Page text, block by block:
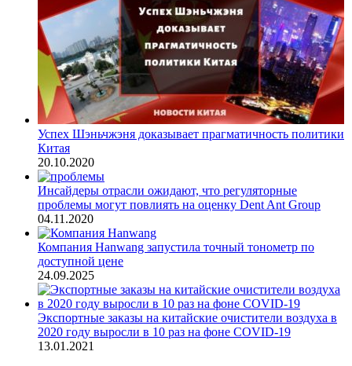
Успех Шэньчжэня доказывает прагматичность политики
Китая
20.10.2020
Инсайдеры отрасли ожидают, что регуляторные
проблемы могут повлиять на оценку Dent Ant Group
04.11.2020
Компания Hanwang запустила точный тонометр по
доступной цене
24.09.2025
Экспортные заказы на китайские очистители воздуха в
2020 году выросли в 10 раз на фоне COVID-19
13.01.2021